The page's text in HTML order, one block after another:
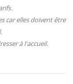
car elles doivent être
à l'accueil.